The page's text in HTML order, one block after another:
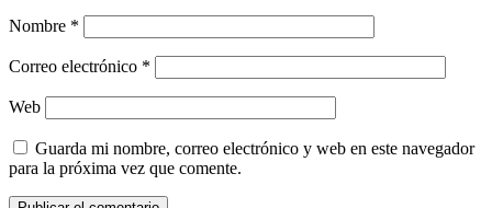
Nombre *
Correo electrónico *
Web
Guarda mi nombre, correo electrónico y web en este navegador
para la próxima vez que comente.